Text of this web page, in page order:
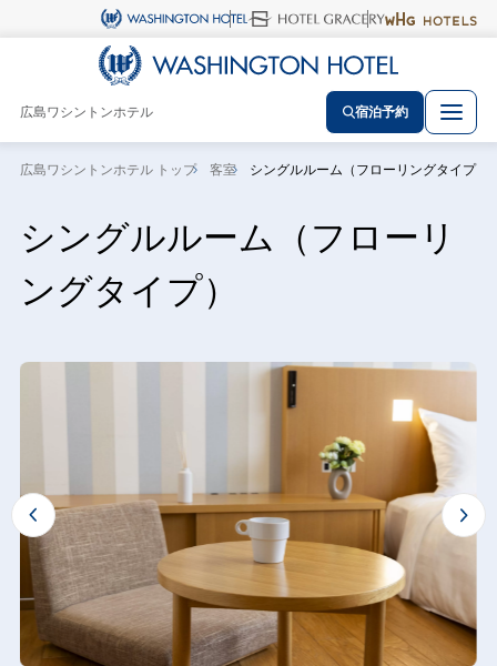
広島ワシントンホテル 宿泊予約
広島ワシントンホテル トップ 客室 シングルルーム（フローリングタイプ）
シングルルーム（フローリ
ングタイプ）